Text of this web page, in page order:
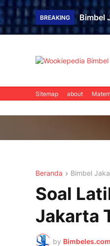
BREAKING Bimbel
Sitemap about
Beranda Bimbel
Soal
Jakarta
by Bimbeles.com